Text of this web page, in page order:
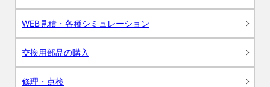
WEB見積・各種シミュレーション
交換用部品の購入
修理・点検